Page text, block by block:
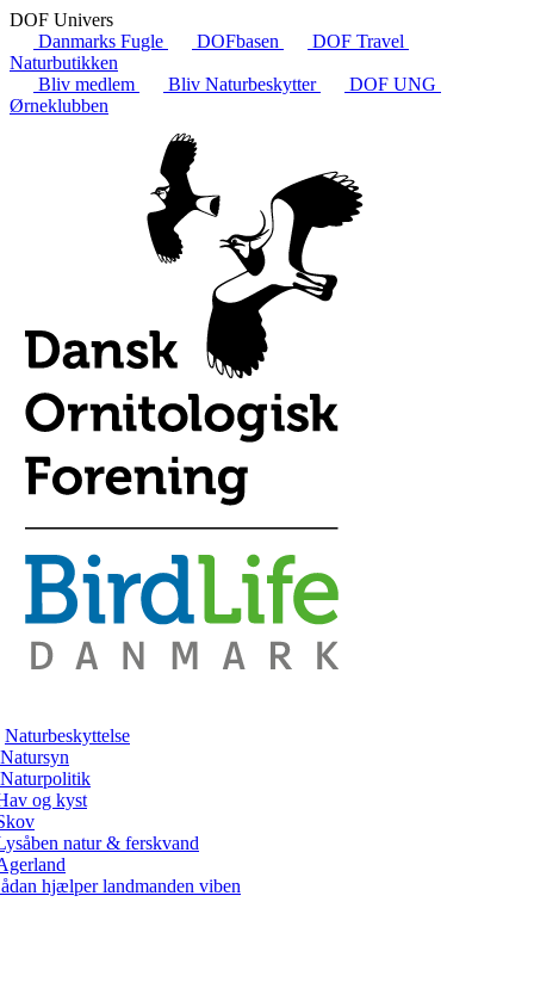
DOF Univers
Danmarks Fugle
DOFbasen
DOF Travel
Naturbutikken
Bliv medlem
Bliv Naturbeskytter
DOF UNG
Ørneklubben
Naturbeskyttelse
Natursyn
Naturpolitik
og kyst
natur & ferskvand
hjælper landmanden viben